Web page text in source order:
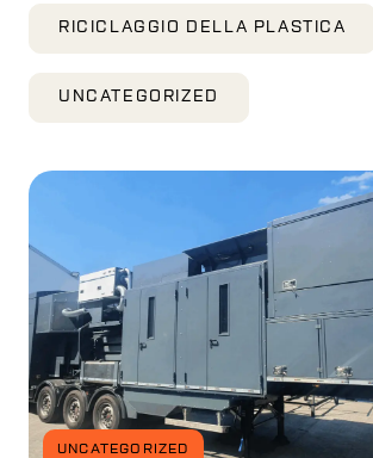
RICICLAGGIO DELLA PLASTICA
UNCATEGORIZED
UNCATEGORIZED